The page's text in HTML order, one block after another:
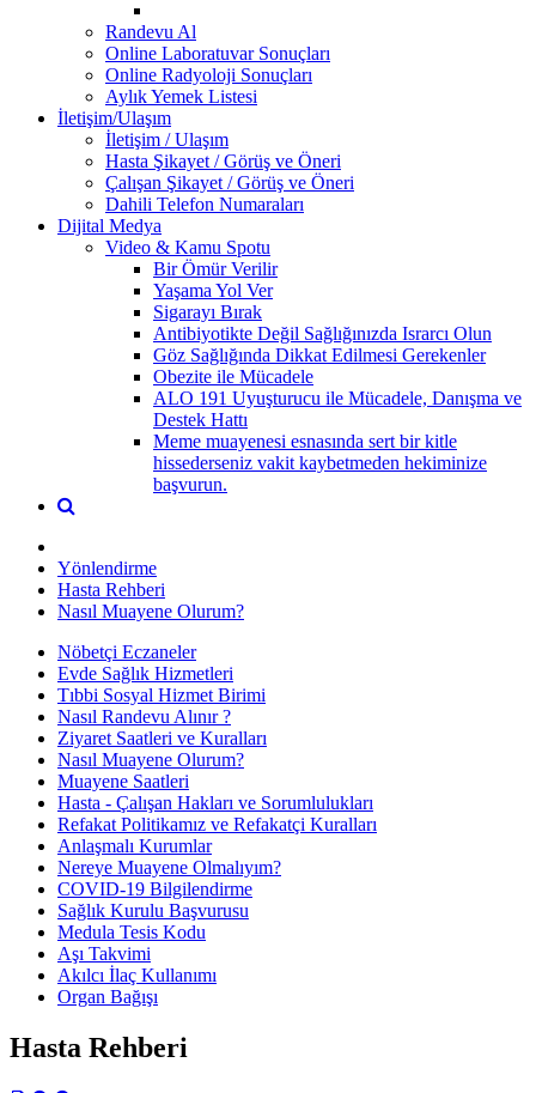
Randevu Al
Online Laboratuvar Sonuçları
Online Radyoloji Sonuçları
Aylık Yemek Listesi
İletişim/Ulaşım
İletişim / Ulaşım
Hasta Şikayet / Görüş ve Öneri
Çalışan Şikayet / Görüş ve Öneri
Dahili Telefon Numaraları
Dijital Medya
Video & Kamu Spotu
Bir Ömür Verilir
Yaşama Yol Ver
Sigarayı Bırak
Antibiyotikte Değil Sağlığınızda Israrcı Olun
Göz Sağlığında Dikkat Edilmesi Gerekenler
Obezite ile Mücadele
ALO 191 Uyuşturucu ile Mücadele, Danışma ve
Destek Hattı
Meme muayenesi esnasında sert bir kitle
hissederseniz vakit kaybetmeden hekiminize
başvurun.
Yönlendirme
Hasta Rehberi
Nasıl Muayene Olurum?
Nöbetçi Eczaneler
Evde Sağlık Hizmetleri
Tıbbi Sosyal Hizmet Birimi
Nasıl Randevu Alınır ?
Ziyaret Saatleri ve Kuralları
Nasıl Muayene Olurum?
Muayene Saatleri
Hasta - Çalışan Hakları ve Sorumlulukları
Refakat Politikamız ve Refakatçi Kuralları
Anlaşmalı Kurumlar
Nereye Muayene Olmalıyım?
COVID-19 Bilgilendirme
Sağlık Kurulu Başvurusu
Medula Tesis Kodu
Aşı Takvimi
Akılcı İlaç Kullanımı
Organ Bağışı
Hasta Rehberi